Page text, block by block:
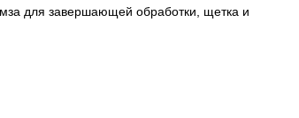
для завершающей обработки, щетка и